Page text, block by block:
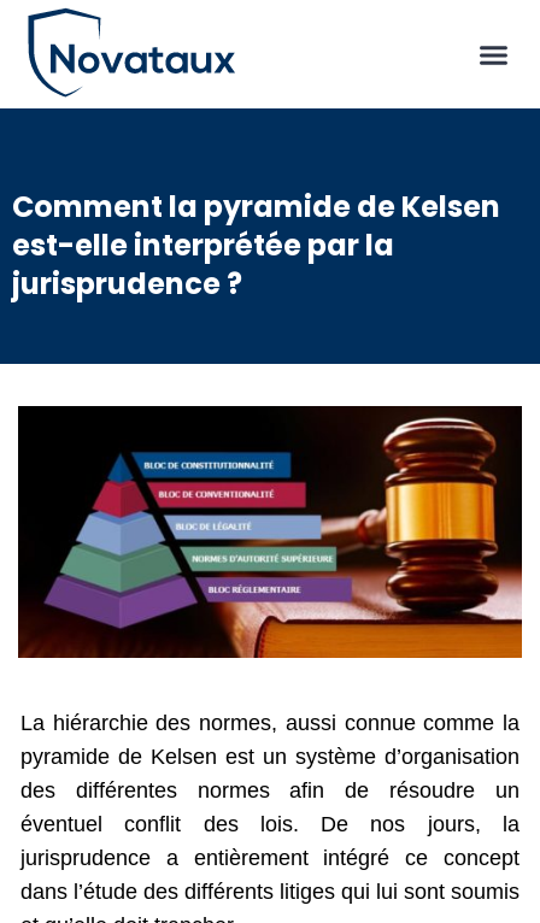
Comment la pyramide de Kelsen
est-elle interprétée par la
jurisprudence ?
La hiérarchie des normes, aussi connue comme la
pyramide de Kelsen est un système d’organisation
des différentes normes afin de résoudre un
éventuel conflit des lois. De nos jours, la
jurisprudence a entièrement intégré ce concept
dans l’étude des différents litiges qui lui sont soumis